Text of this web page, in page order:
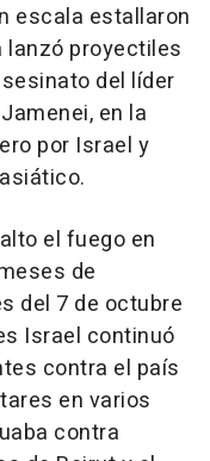
escala estallaron
lanzó proyectiles
del líder
en la
por Israel y
el fuego en
de
del 7 de octubre
Israel continuó
contra el país
en varios
contra